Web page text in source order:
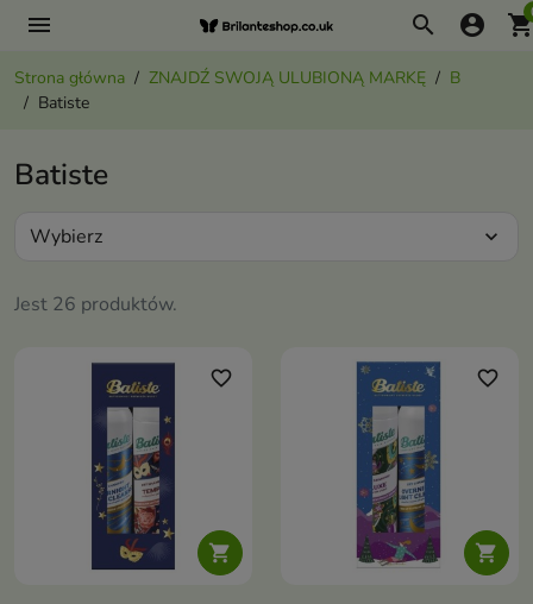
menu search account_circle
Strona główna ZNAJDŹ SWOJĄ ULUBIONĄ MARKĘ
B
Batiste
Batiste
Jest 26 produktów.
Wybierz expand_more

favorite_border

favorite_border